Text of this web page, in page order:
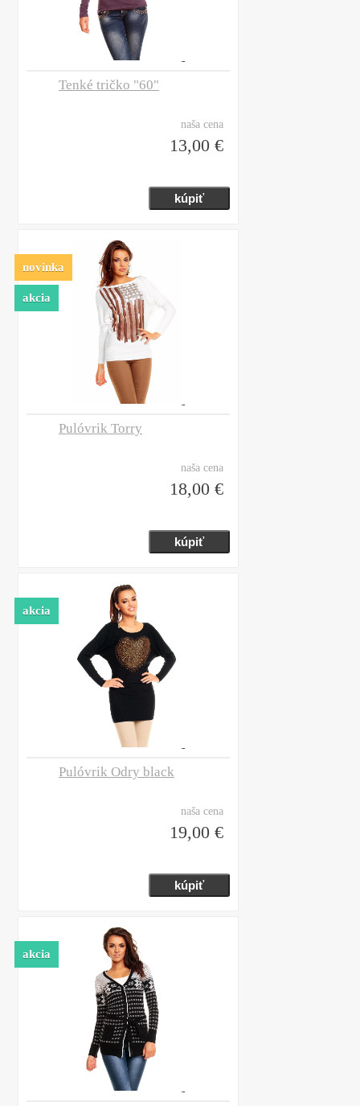
Tenké tričko "60"
naša cena
13,00 €
Pulóvrik Torry
naša cena
18,00 €
novinka
akcia
Pulóvrik Odry black
naša cena
19,00 €
akcia
akcia